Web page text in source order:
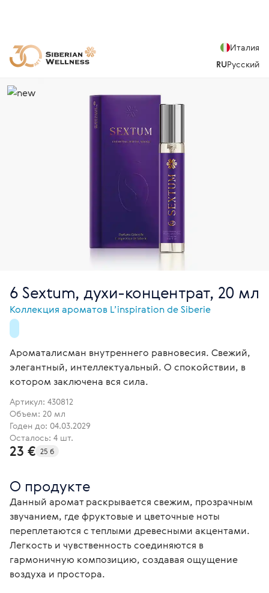
Италия
RUРусский
6 Sextum, духи-концентрат, 20 мл
Коллекция ароматов L’inspiration de Siberie
Ароматалисман внутреннего равновесия. Свежий,
элегантный, интеллектуальный. О спокойствии, в
котором заключена вся сила.
Артикул: 430812
Объем: 20 мл
Годен до: 04.03.2029
Осталось: 4 шт.
23 € 25 б
О продукте
Данный аромат раскрывается свежим, прозрачным
звучанием, где фруктовые и цветочные ноты
переплетаются с теплыми древесными акцентами.
Легкость и чувственность соединяются в
гармоничную композицию, создавая ощущение
воздуха и простора.